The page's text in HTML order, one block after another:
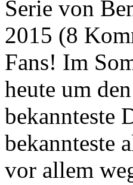
Serie von
2015 (8
Fans! Im
heute um
bekannteste
bekannteste
vor allem